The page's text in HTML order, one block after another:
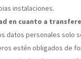
instalaciones.
en cuanto a
datos personales solo
estén obligados de